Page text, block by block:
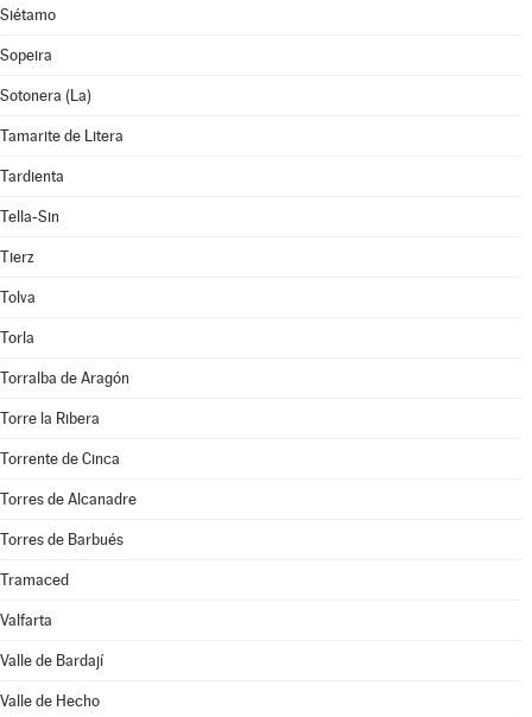
Siétamo
Sopeira
Sotonera (La)
Tamarite de Litera
Tardienta
Tella-Sin
Tierz
Tolva
Torla
Torralba de Aragón
Torre la Ribera
Torrente de Cinca
Torres de Alcanadre
Torres de Barbués
Tramaced
Valfarta
Valle de Bardají
Valle de Hecho